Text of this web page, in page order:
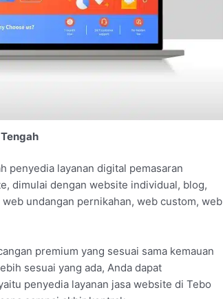
penyedia layanan digital pemasaran
dimulai dengan website individual, blog,
undangan pernikahan, web custom, web
premium yang sesuai sama kemauan
sesuai yang ada, Anda dapat
penyedia layanan jasa website di Tebo